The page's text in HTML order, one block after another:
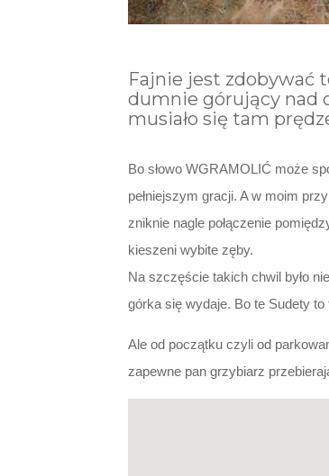
Fajnie jest zdobywać
dumnie górujący nad
musiało się tam
Bo słowo WGRAMOLIĆ może
pełniejszym gracji. A w moim
zniknie nagle połączenie
kieszeni wybite zęby.
Na szczęście takich chwil było
górka się wydaje. Bo te Sudety
Ale od początku czyli od
zapewne pan grzybiarz